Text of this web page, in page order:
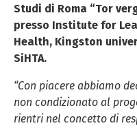
Studi di Roma “Tor
presso Institute for
Health, Kingston
SiHTA.
“Con piacere abbiamo
non condizionato al
rientri nel concetto di